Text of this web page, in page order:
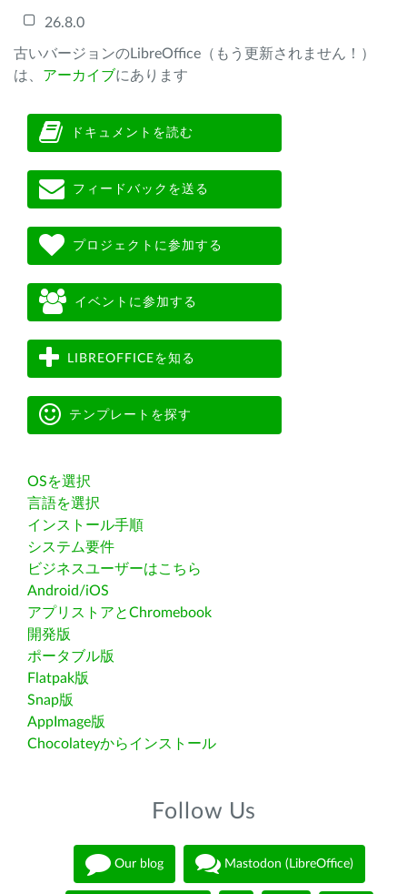
26.8.0
古いバージョンのLibreOffice（もう更新されません！）
は、 アーカイブにあります
ドキュメントを読む
フィードバックを送る
プロジェクトに参加する
イベントに参加する
LIBREOFFICEを知る
テンプレートを探す
OSを選択
言語を選択
インストール手順
システム要件
ビジネスユーザーはこちら
Android/iOS
アプリストアとChromebook
開発版
ポータブル版
Flatpak版
Snap版
AppImage版
Chocolateyからインストール
Follow Us
Our blog Mastodon (LibreOffice)